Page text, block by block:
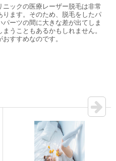
ニックの医療レーザー脱毛は非常
ります。そのため、脱毛をしたパ
パーツの間に大きな差が出てしま
うこともあるかもしれません。
すすめなのです。